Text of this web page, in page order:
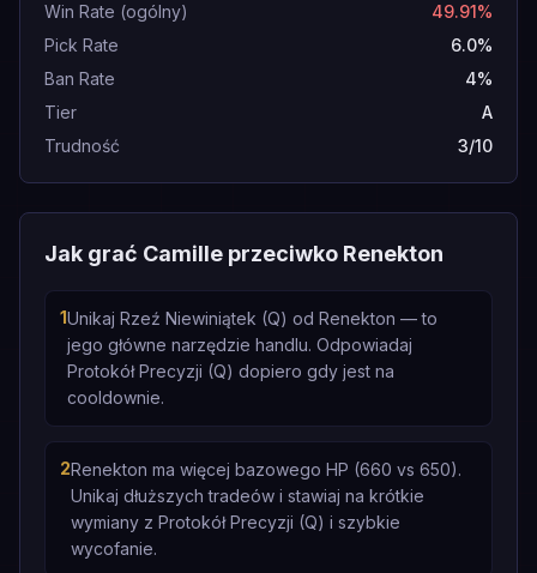
Win Rate (ogólny)
49.91%
Pick Rate
6.0%
Ban Rate
4%
Tier
A
Trudność
3/10
Jak grać Camille przeciwko Renekton
1Unikaj Rzeź Niewiniątek (Q) od Renekton — to
jego główne narzędzie handlu. Odpowiadaj
Protokół Precyzji (Q) dopiero gdy jest na
cooldownie.
2Renekton ma więcej bazowego HP (660 vs 650).
Unikaj dłuższych tradeów i stawiaj na krótkie
wymiany z Protokół Precyzji (Q) i szybkie
wycofanie.